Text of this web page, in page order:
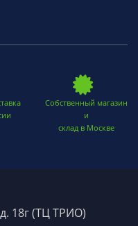
Собственный магазин
и
склад в Москве
18г (ТЦ ТРИО)